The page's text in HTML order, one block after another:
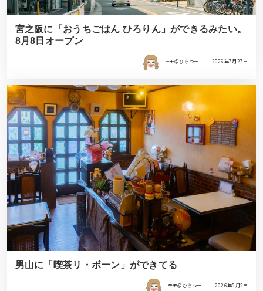
宮之阪に「おうちごはん ひろりん」ができるみたい。
8月8日オープン
モモ＠ひらつー 2026年7月27日
男山に「喫茶リ・ボーン」ができてる
モモ＠ひらつー 2026年5月2日